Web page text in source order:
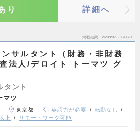
り 詳細へ
掲載期間 26/08/07～26/08/20
サルタント（財務・非財務
法人/デロイト トーマツ グ
タント
マツ
東京都 英語力が必要
転勤なし
上 リモートワーク可能